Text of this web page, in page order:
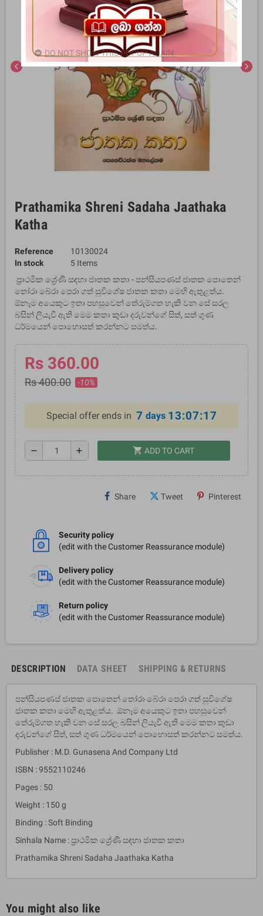
chevron_left chevron_right
Prathamika Shreni Sadaha Jaathaka
Katha
Reference
10130024
In stock
5 Items
ප‍්‍රාථමික ශ්‍රේණි සඳහා ජාතක කතා - පන්සියපණස් ජාතක පොතෙන්
තෝරා බේරා පෙරා ගත් සුවිශේෂ ජාතක කතා මෙහි ඇතුළත්ය.
ඕනෑම අයෙකුට ඉතා පහසුවෙන් තේරුම්ගත හැකි වන සේ සරල
බසින් ලියැවී ඇති මෙම කතා කුඩා දරුවන්ගේ සිත්, සත් ගුණ
ධර්මයෙන් පොහොසත් කරන්නට සමත්ය.
Rs 360.00
Rs 400.00 -10%
Special offer ends in 7 days 13:07:17
remove add shopping_cart ADD TO CART
Share Tweet Pinterest
Security policy
(edit with the Customer Reassurance module)
Delivery policy
(edit with the Customer Reassurance module)
Return policy
(edit with the Customer Reassurance module)
DESCRIPTION DATA SHEET SHIPPING & RETURNS
පන්සියපණස් ජාතක පොතෙන් තෝරා බේරා පෙරා ගත් සුවිශේෂ
ජාතක කතා මෙහි ඇතුළත්ය. ඕනෑම අයෙකුට ඉතා පහසුවෙන්
තේරුම්ගත හැකි වන සේ සරල බසින් ලියැවී ඇති මෙම කතා කුඩා
දරුවන්ගේ සිත්, සත් ගුණ ධර්මයෙන් පොහොසත් කරන්නට සමත්ය.
Publisher : M.D. Gunasena And Company Ltd
ISBN : 9552110246
Pages : 50
Weight : 150 g
Binding : Soft Binding
Sinhala Name : ප‍්‍රාථමික ශ්‍රේණි සඳහා ජාතක කතා
Prathamika Shreni Sadaha Jaathaka Katha
You might also like
DO NOT SHOW THIS POPUP AGAIN.